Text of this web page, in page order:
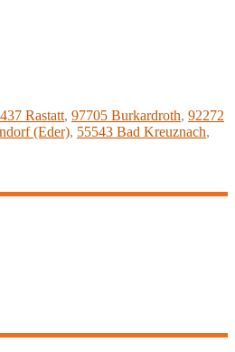
Rastatt, 97705 Burkardroth, 92272
(Eder), 55543 Bad Kreuznach,